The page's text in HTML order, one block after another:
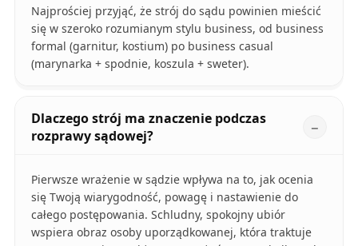
Najprościej przyjąć, że strój do sądu powinien mieścić
się w szeroko rozumianym stylu business, od business
formal (garnitur, kostium) po business casual
(marynarka + spodnie, koszula + sweter).
Dlaczego strój ma znaczenie podczas
rozprawy sądowej?
Pierwsze wrażenie w sądzie wpływa na to, jak ocenia
się Twoją wiarygodność, powagę i nastawienie do
całego postępowania. Schludny, spokojny ubiór
wspiera obraz osoby uporządkowanej, która traktuje